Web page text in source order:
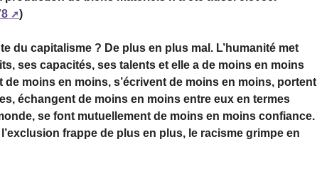
)
du capitalisme ? De plus en plus mal. L’humanité met
ses capacités, ses talents et elle a de moins en moins
moins en moins, s’écrivent de moins en moins, portent
échangent de moins en moins entre eux en termes
se font mutuellement de moins en moins confiance.
frappe de plus en plus, le racisme grimpe en